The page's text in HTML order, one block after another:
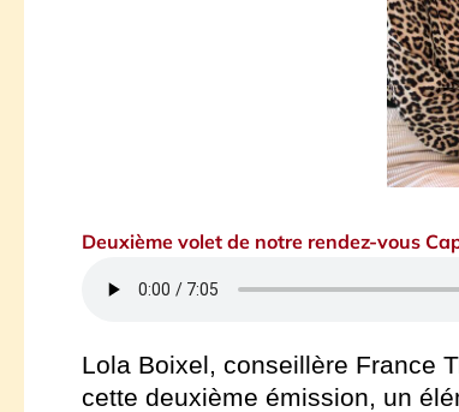
Deuxième volet de notre rendez-vous
Lola Boixel, conseillère France
cette deuxième émission, un